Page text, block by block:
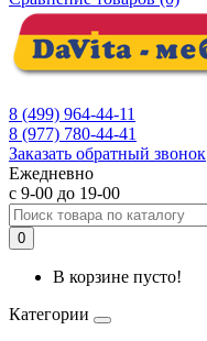
8 (499) 964-44-11
8 (977) 780-44-41
Заказать обратный звонок
Ежедневно
с 9-00 до 19-00
0
В корзине пусто!
Категории